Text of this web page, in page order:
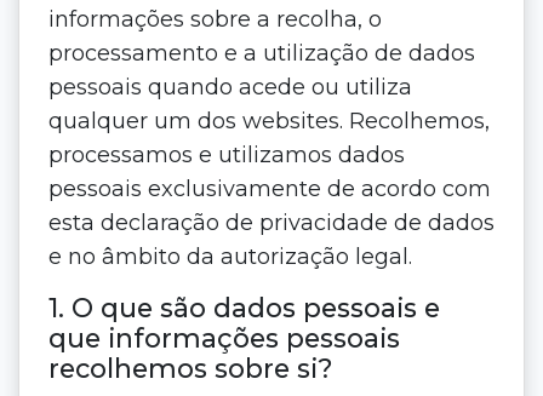
informações sobre a recolha, o
processamento e a utilização de dados
pessoais quando acede ou utiliza
qualquer um dos websites. Recolhemos,
processamos e utilizamos dados
pessoais exclusivamente de acordo com
esta declaração de privacidade de dados
e no âmbito da autorização legal.
1. O que são dados pessoais e
que informações pessoais
recolhemos sobre si?